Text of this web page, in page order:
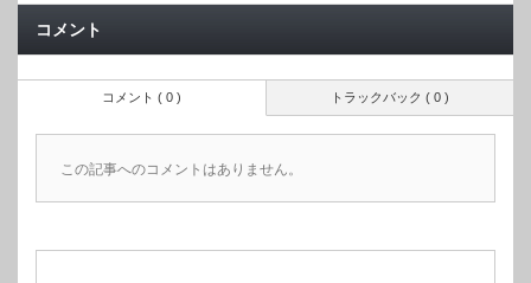
コメント
トラックバック ( 0 )
コメント ( 0 )
この記事へのコメントはありません。